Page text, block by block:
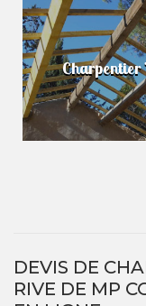
Charpentier
DEVIS DE
RIVE DE MP